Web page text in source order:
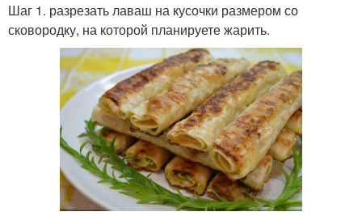
Шаг 1. разрезать лаваш на кусочки размером со
сковородку, на которой планируете жарить.